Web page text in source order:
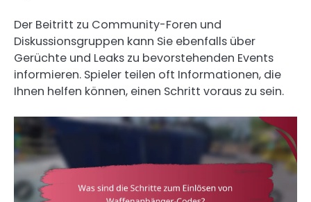
Der Beitritt zu Community-Foren und
Diskussionsgruppen kann Sie ebenfalls über
Gerüchte und Leaks zu bevorstehenden Events
informieren. Spieler teilen oft Informationen, die
Ihnen helfen können, einen Schritt voraus zu sein.